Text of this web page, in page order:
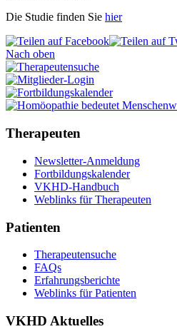
Die Studie finden Sie hier
Nach oben
Therapeuten
Newsletter-Anmeldung
Fortbildungskalender
VKHD-Handbuch
Weblinks für Therapeuten
Patienten
Therapeutensuche
FAQs
Erfahrungsberichte
Weblinks für Patienten
VKHD Aktuelles